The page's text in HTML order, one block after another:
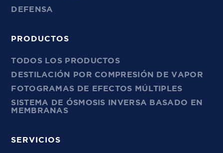
DEFENSA
PRODUCTOS
TODOS LOS PRODUCTOS
DESTILACIÓN POR COMPRESIÓN DE VAPOR
FOTOGRAMAS DE EFECTOS MÚLTIPLES
SISTEMA DE ÓSMOSIS INVERSA BASADO EN
MEMBRANAS
SERVICIOS